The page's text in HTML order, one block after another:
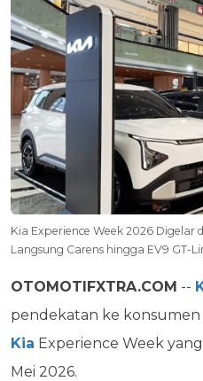
Kia Experience Week 2026 Digelar
Langsung Carens hingga EV9 GT-
OTOMOTIFXTRA.COM --
pendekatan ke
Kia Experience Week
Mei 2026.